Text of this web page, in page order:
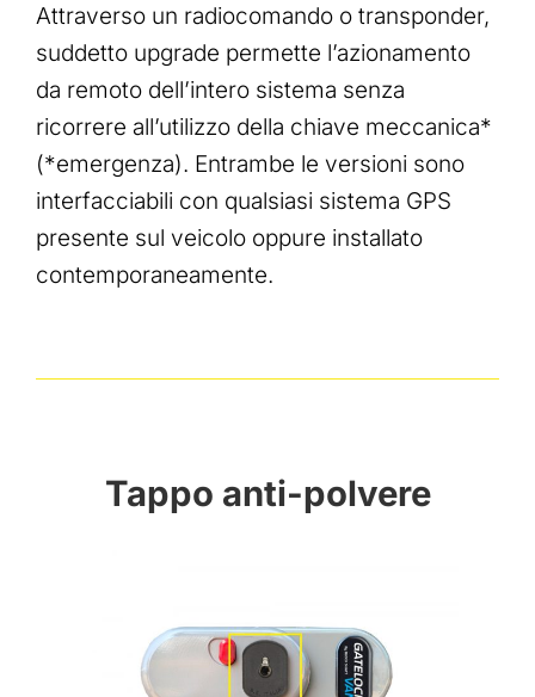
Attraverso un radiocomando o transponder,
suddetto upgrade permette l’azionamento
da remoto dell’intero sistema senza
ricorrere all’utilizzo della chiave meccanica*
(*emergenza). Entrambe le versioni sono
interfacciabili con qualsiasi sistema GPS
presente sul veicolo oppure installato
contemporaneamente.
Tappo anti-polvere